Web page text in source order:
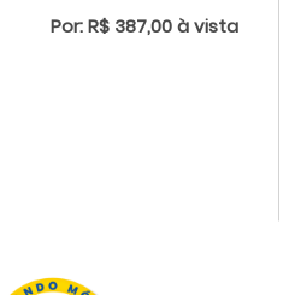
Por: R$ 387,00 à vista